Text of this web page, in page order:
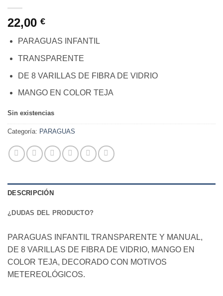
22,00 €
PARAGUAS INFANTIL
TRANSPARENTE
DE 8 VARILLAS DE FIBRA DE VIDRIO
MANGO EN COLOR TEJA
Sin existencias
Categoría: PARAGUAS
DESCRIPCIÓN
¿DUDAS DEL PRODUCTO?
PARAGUAS INFANTIL TRANSPARENTE Y MANUAL,
DE 8 VARILLAS DE FIBRA DE VIDRIO, MANGO EN
COLOR TEJA, DECORADO CON MOTIVOS
METEREOLÓGICOS.